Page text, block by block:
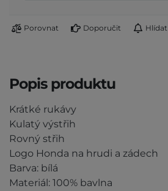
Porovnat Doporučit Hlídat
Popis produktu
Krátké rukávy
Kulatý výstřih
Rovný střih
Logo Honda na hrudi a zádech
Barva: bílá
Materiál: 100% bavlna